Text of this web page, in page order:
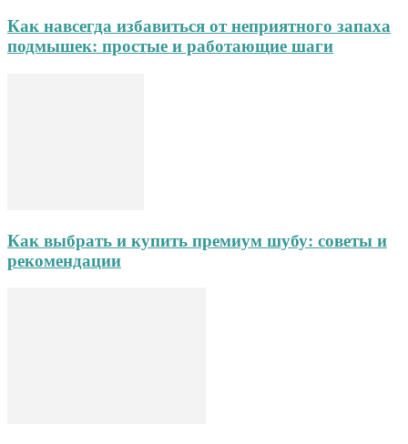
Как навсегда избавиться от неприятного запаха
подмышек: простые и работающие шаги
Как выбрать и купить премиум шубу: советы и
рекомендации